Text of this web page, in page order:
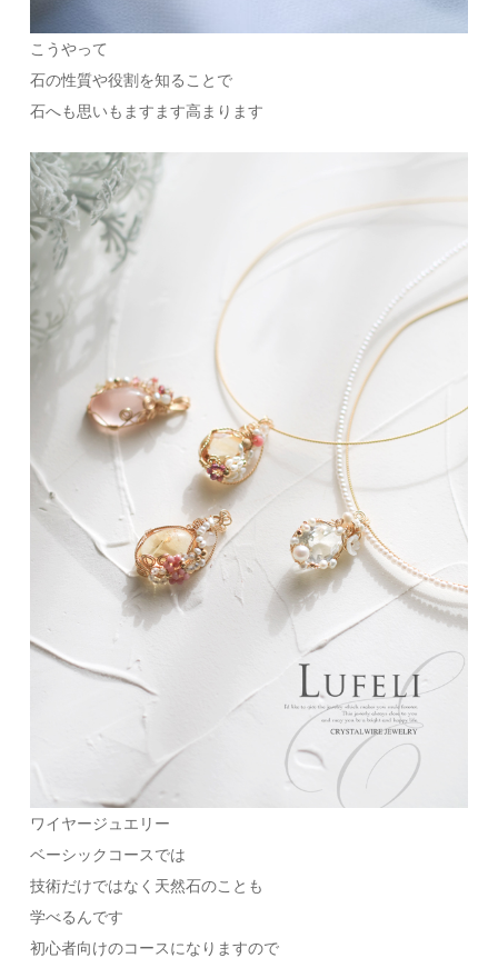
こうやって
石の性質や役割を知ることで
石へも思いもますます高まります
ワイヤージュエリー
ベーシックコースでは
技術だけではなく天然石のことも
学べるんです
初心者向けのコースになりますので